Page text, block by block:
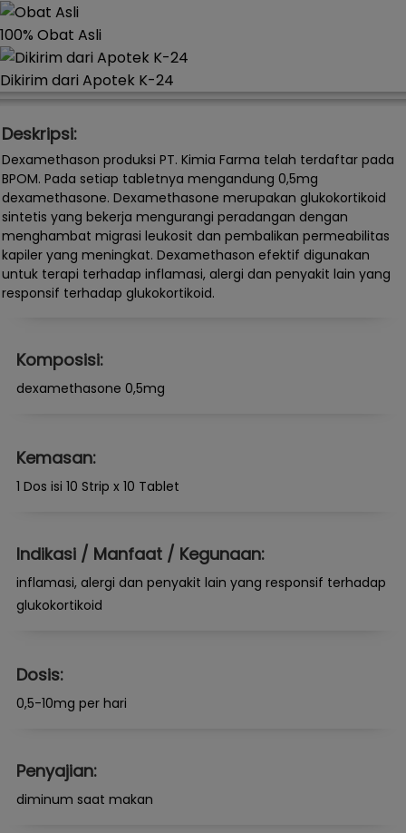
100% Obat Asli
Dikirim dari Apotek K-24
Deskripsi:
Dexamethason produksi PT. Kimia Farma telah terdaftar pada
BPOM. Pada setiap tabletnya mengandung 0,5mg
dexamethasone. Dexamethasone merupakan glukokortikoid
sintetis yang bekerja mengurangi peradangan dengan
menghambat migrasi leukosit dan pembalikan permeabilitas
kapiler yang meningkat. Dexamethason efektif digunakan
untuk terapi terhadap inflamasi, alergi dan penyakit lain yang
responsif terhadap glukokortikoid.
Komposisi:
dexamethasone 0,5mg
Kemasan:
1 Dos isi 10 Strip x 10 Tablet
Indikasi / Manfaat / Kegunaan:
inflamasi, alergi dan penyakit lain yang responsif terhadap
glukokortikoid
Dosis:
0,5-10mg per hari
Penyajian:
diminum saat makan